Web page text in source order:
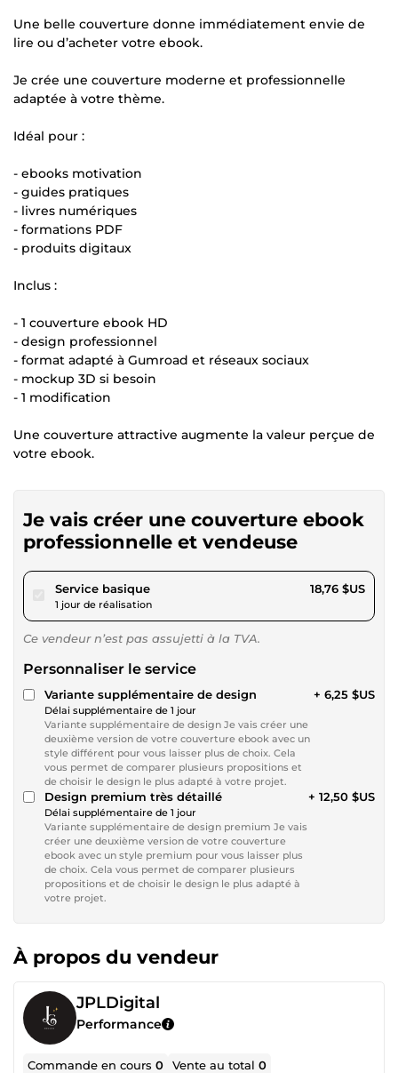
Une belle couverture donne immédiatement envie de
lire ou d’acheter votre ebook.
Je crée une couverture moderne et professionnelle
adaptée à votre thème.
Idéal pour :
- ebooks motivation
- guides pratiques
- livres numériques
- formations PDF
- produits digitaux
Inclus :
- 1 couverture ebook HD
- design professionnel
- format adapté à Gumroad et réseaux sociaux
- mockup 3D si besoin
- 1 modification
Une couverture attractive augmente la valeur perçue de
votre ebook.
Je vais créer une couverture ebook
professionnelle et vendeuse
Service basiquepour 17,29 $US
1 jour de réalisation
18,76 $US
Ce vendeur n’est pas assujetti à la TVA.
Personnaliser le service
Variante supplémentaire de design
Délai supplémentaire de 1 jour
Variante supplémentaire de design Je vais créer une
deuxième version de votre couverture ebook avec un
style différent pour vous laisser plus de choix. Cela
vous permet de comparer plusieurs propositions et
de choisir le design le plus adapté à votre projet.
+ 6,25 $US
Design premium très détaillé
Délai supplémentaire de 1 jour
Variante supplémentaire de design premium Je vais
créer une deuxième version de votre couverture
ebook avec un style premium pour vous laisser plus
de choix. Cela vous permet de comparer plusieurs
propositions et de choisir le design le plus adapté à
votre projet.
+ 12,50 $US
À propos du vendeur
JPLDigital
Performance
Commande en cours0 Vente au total0